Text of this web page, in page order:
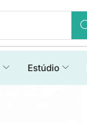
Estúdio